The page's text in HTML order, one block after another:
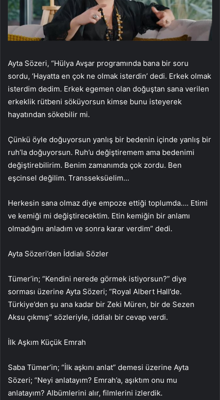
Ayta Sözeri, “Hülya Avşar programında bana bir soru
sordu, ‘Hayatta en çok ne olmak isterdin’ dedi. Erkek olmak
isterdim dedim. Erkek egemen olan doğuştan sana verilen
erkeklik rütbeni söküyorsun kimse bunu isteyerek
hayatından sökebilir mi.
Çünkü öyle doğuyorsun yanlış bir bedenin içinde yanlış bir
ruh’la doğuyorsun. Ruh’u değiştiremem ama bedenimi
değiştirebilirim. Benim zamanımda çok zordu. Ben
eşcinsel değilim. Transseksüelim…
Herkesin sana olmaz diye empoze ettiği toplumda…. Etimi
ve kemiği mi değiştirecektim. Etin kemiğin bir anlamı
olmadığını anladım ve sonra karar verdim” dedi.
Ayta Sözeri’den İddialı Sözler
Tümer’in; “Kendini nerede görmek istiyorsun?” diye
sorması üzerine Ayta Sözeri; “Royal Albert Hall’de.
Türkiye’den şu ana kadar bir Zeki Müren, bir de Sezen
Aksu çıkmış” sözleriyle, iddialı bir cevap verdi.
İlk Aşkım Küçük Emrah
Saba Tümer’in; “İlk aşkını anlat” demesi üzerine Ayta
Sözeri; “Neyi anlatayım? Emrah’a, aşıktım onu mu
anlatayım? Albümlerini alır, filmlerini izlerdik.